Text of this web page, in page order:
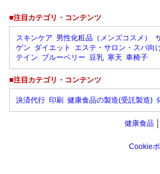
■注目カテゴリ・コンテンツ
スキンケア 男性化粧品（メンズコスメ）
ゲン ダイエット エステ・サロン・スパ向
テイン ブルーベリー 豆乳 寒天 車椅子
■注目カテゴリ・コンテンツ
決済代行 印刷 健康食品の製造(受託製造)
健康食品
Cookie